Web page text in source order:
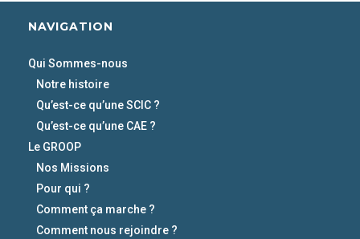
NAVIGATION
Qui Sommes-nous
Notre histoire
Qu’est-ce qu’une SCIC ?
Qu’est-ce qu’une CAE ?
Le GROOP
Nos Missions
Pour qui ?
Comment ça marche ?
Comment nous rejoindre ?